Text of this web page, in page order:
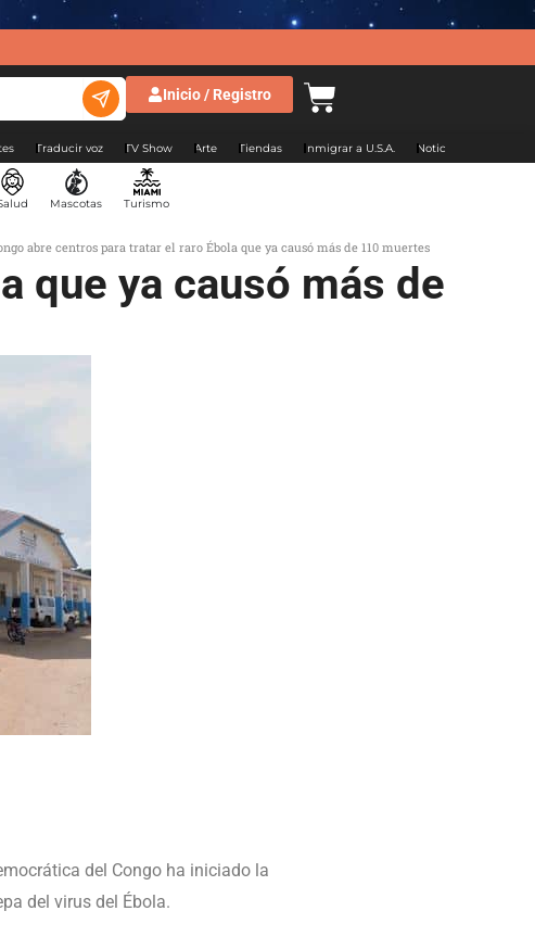
Inicio / Registro
Traducir voz TV Show Arte Tiendas Inmigrar a U.S.A. Noticias Argentina
Mascotas Turismo
abre centros para tratar el raro Ébola que ya causó más de 110 muertes
que ya causó más de
del Congo ha iniciado la
del virus del Ébola.